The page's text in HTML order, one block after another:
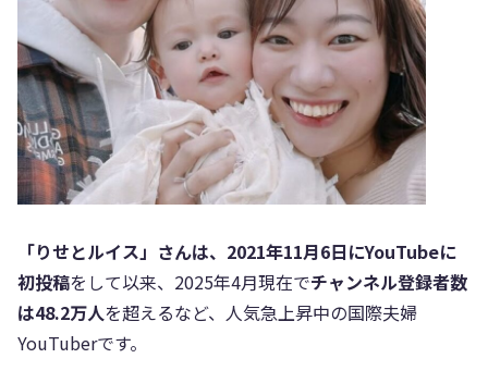
「りせとルイス」さんは、2021年11月6日にYouTubeに
初投稿をして以来、2025年4月現在でチャンネル登録者数
は48.2万人を超えるなど、人気急上昇中の国際夫婦
YouTuberです。